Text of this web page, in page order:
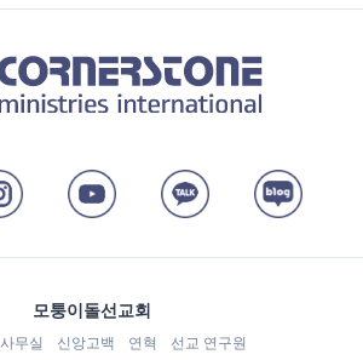
모퉁이돌선교회
사무실 신앙고백 연혁
선교 연구원